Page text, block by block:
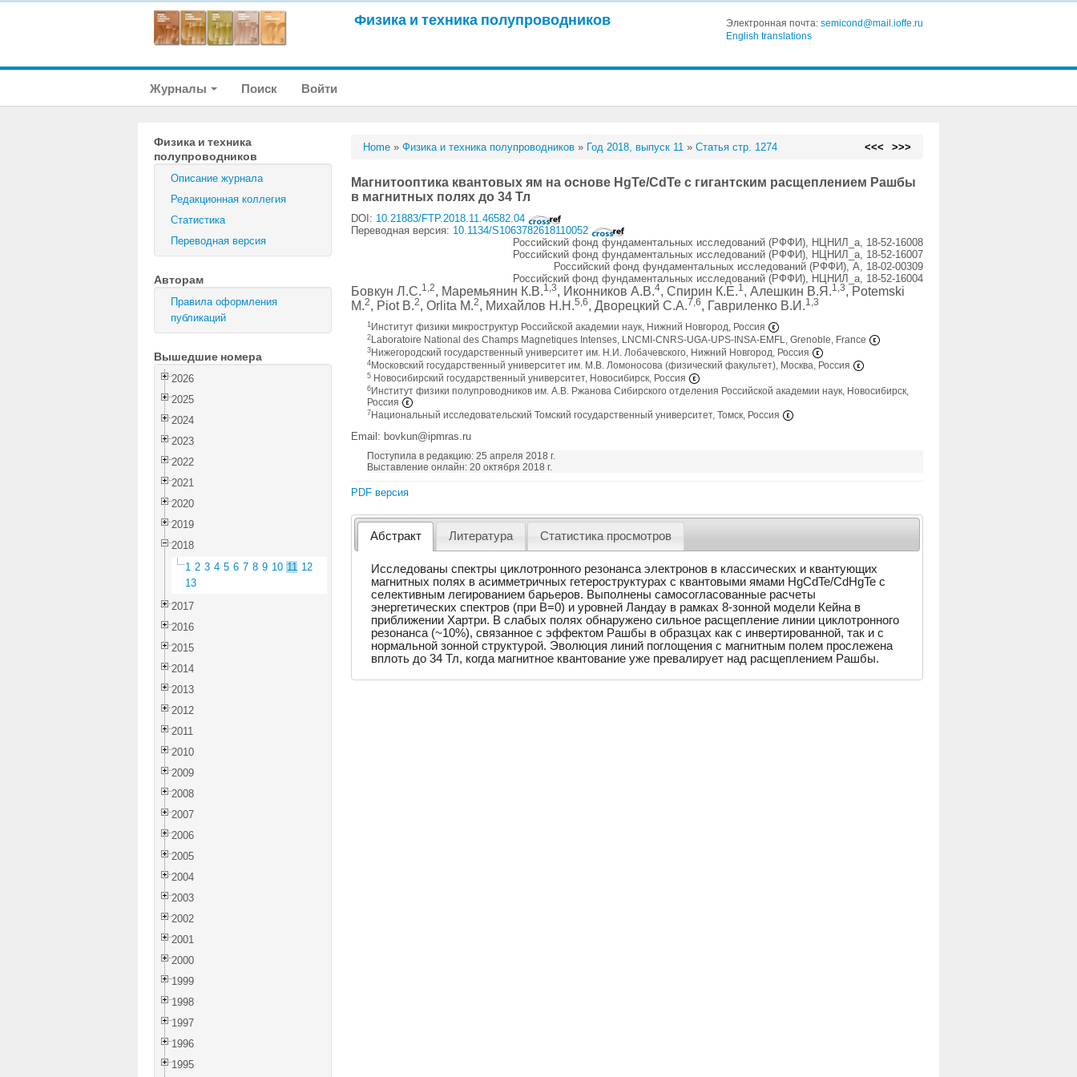
Физика и техника полупроводников Электронная почта: semicond@mail.ioffe.ru
English translations
Журналы Поиск Войти
Физика и техника
полупроводников
Описание журнала
Редакционная коллегия
Статистика
Переводная версия
Авторам
Правила оформления
публикаций
Вышедшие номера
2026
2025
2024
2023
2022
2021
2020
2019
2018
1 2 3 4 5 6 7 8 9 10 11 12
13
2017
2016
2015
2014
2013
2012
2011
2010
2009
2008
2007
2006
2005
2004
2003
2002
2001
2000
1999
1998
1997
1996
1995
Home »Физика и техника полупроводников » Год 2018, выпуск 11 »Статья стр. 1274 <<< >>>
Магнитооптика квантовых ям на основе HgTe/CdTe с гигантским расщеплением Рашбы
в магнитных полях до 34 Тл
DOI: 10.21883/FTP.2018.11.46582.04
Переводная версия: 10.1134/S1063782618110052
Российский фонд фундаментальных исследований (РФФИ), НЦНИЛ_а, 18-52-16008
Российский фонд фундаментальных исследований (РФФИ), НЦНИЛ_а, 18-52-16007
Российский фонд фундаментальных исследований (РФФИ), А, 18-02-00309
Российский фонд фундаментальных исследований (РФФИ), НЦНИЛ_а, 18-52-16004
Бовкун Л.С.1,2, Маремьянин К.В.1,3, Иконников А.В.4, Спирин К.Е.1, Алешкин В.Я.1,3, Potemski
M.2, Piot B.2, Orlita M.2, Михайлов Н.Н.5,6, Дворецкий С.А.7,6, Гавриленко В.И.1,3
1 Институт физики микроструктур Российской академии наук, Нижний Новгород, Россия
2 Laboratoire National des Champs Magnetiques Intenses, LNCMI-CNRS-UGA-UPS-INSA-EMFL, Grenoble, France
3 Нижегородский государственный университет им. Н.И. Лобачевского, Нижний Новгород, Россия
4 Московский государственный университет им. М.В. Ломоносова (физический факультет), Москва, Россия
5 Новосибирский государственный университет, Новосибирск, Россия
6 Институт физики полупроводников им. А.В. Ржанова Сибирского отделения Российской академии наук, Новосибирск,
Россия
7 Национальный исследовательский Томский государственный университет, Томск, Россия
Email: bovkun@ipmras.ru
Поступила в редакцию: 25 апреля 2018 г.
Выставление онлайн: 20 октября 2018 г.
PDF версия
Абстракт Литература Статистика просмотров
Исследованы спектры циклотронного резонанса электронов в классических и квантующих
магнитных полях в асимметричных гетероструктурах с квантовыми ямами HgCdTe/CdHgTe с
селективным легированием барьеров. Выполнены самосогласованные расчеты
энергетических спектров (при B=0) и уровней Ландау в рамках 8-зонной модели Кейна в
приближении Хартри. В слабых полях обнаружено сильное расщепление линии циклотронного
резонанса (~10%), связанное с эффектом Рашбы в образцах как с инвертированной, так и с
нормальной зонной структурой. Эволюция линий поглощения с магнитным полем прослежена
вплоть до 34 Тл, когда магнитное квантование уже превалирует над расщеплением Рашбы.